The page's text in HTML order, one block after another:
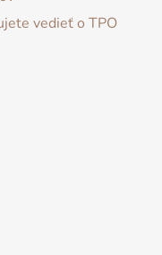
vedieť o TPO